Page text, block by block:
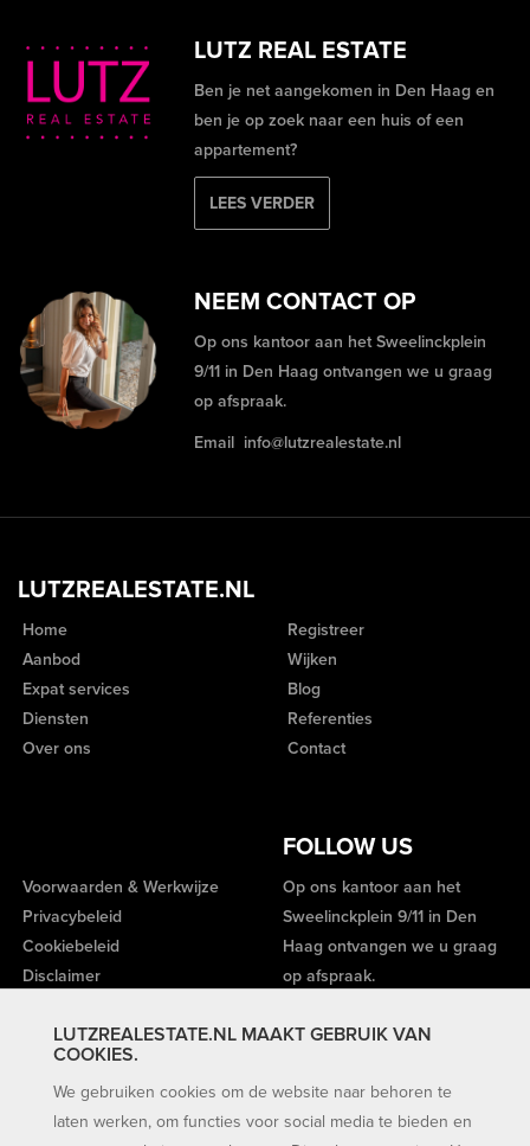
LUTZREALESTATE.NL MAAKT GEBRUIK VAN
COOKIES.
We gebruiken cookies om de website naar behoren te
laten werken, om functies voor social media te bieden en
LUTZ REAL ESTATE
Ben je net aangekomen in Den Haag en
ben je op zoek naar een huis of een
appartement?
LEES VERDER
NEEM CONTACT OP
Op ons kantoor aan het Sweelinckplein
9/11 in Den Haag ontvangen we u graag
op afspraak.
Email info@lutzrealestate.nl
LUTZREALESTATE.NL
Home
Aanbod
Expat services
Diensten
Over ons
Registreer
Wijken
Blog
Referenties
Contact
FOLLOW US
Voorwaarden & Werkwijze
Privacybeleid
Cookiebeleid
Disclaimer
Op ons kantoor aan het
Sweelinckplein 9/11 in Den
Haag ontvangen we u graag
op afspraak.